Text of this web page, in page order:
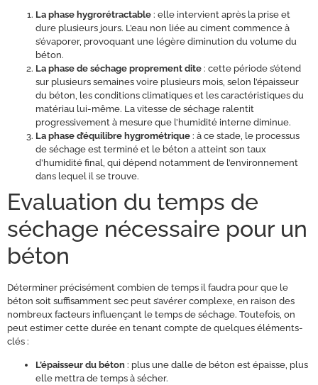
La phase hygrorétractable : elle intervient après la prise et
dure plusieurs jours. L’eau non liée au ciment commence à
s’évaporer, provoquant une légère diminution du volume du
béton.
La phase de séchage proprement dite : cette période s’étend
sur plusieurs semaines voire plusieurs mois, selon l’épaisseur
du béton, les conditions climatiques et les caractéristiques du
matériau lui-même. La vitesse de séchage ralentit
progressivement à mesure que l’humidité interne diminue.
La phase d’équilibre hygrométrique : à ce stade, le processus
de séchage est terminé et le béton a atteint son taux
d’humidité final, qui dépend notamment de l’environnement
dans lequel il se trouve.
Evaluation du temps de
séchage nécessaire pour un
béton
Déterminer précisément combien de temps il faudra pour que le
béton soit suffisamment sec peut s’avérer complexe, en raison des
nombreux facteurs influençant le temps de séchage. Toutefois, on
peut estimer cette durée en tenant compte de quelques éléments-
clés :
L’épaisseur du béton : plus une dalle de béton est épaisse, plus
elle mettra de temps à sécher.